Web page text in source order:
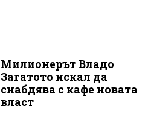
Милионерът Владо
Загатото искал да
снабдява с кафе новата
власт